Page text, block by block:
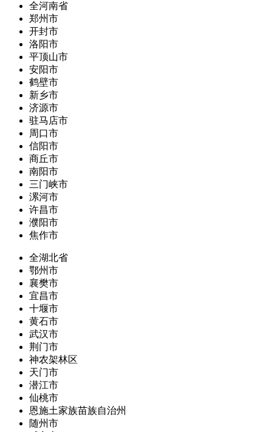
全河南省
郑州市
开封市
洛阳市
平顶山市
安阳市
鹤壁市
新乡市
济源市
驻马店市
周口市
信阳市
商丘市
南阳市
三门峡市
漯河市
许昌市
濮阳市
焦作市
全湖北省
鄂州市
襄樊市
宜昌市
十堰市
黄石市
武汉市
荆门市
神农架林区
天门市
潜江市
仙桃市
恩施土家族苗族自治州
随州市